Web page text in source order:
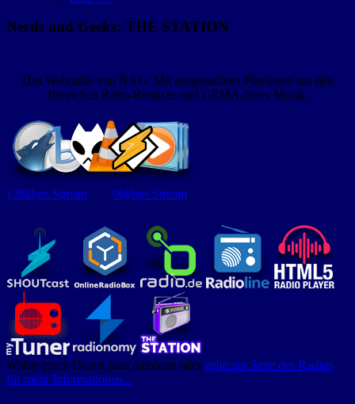
Nerds and Geeks: THE STATION
Das Webradio von NAG. Mit ausgesuchten Playlisten aus den
Bereichen Retro-Remixes und GEMA-freier Musik.
128kbps Stream 96kbps Stream
Wähle einen Dienst zum Anhören oder gehe zur Seite des Radios
für mehr Informationen...